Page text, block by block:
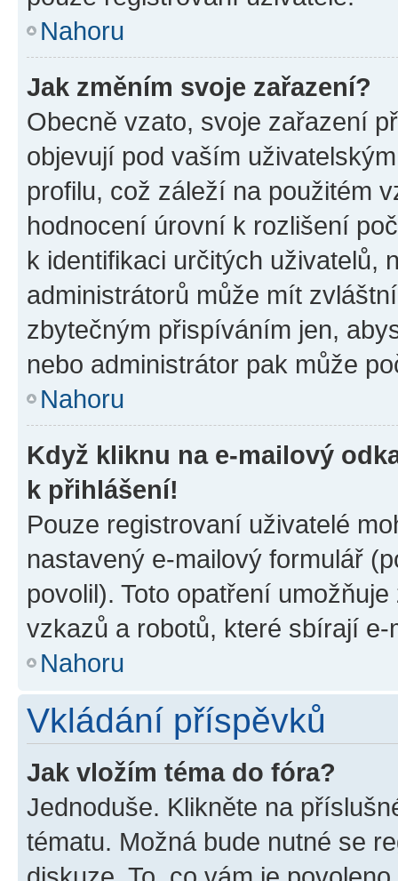
Nahoru
Jak změním svoje zařazení?
Obecně vzato, svoje zařazení
objevují pod vaším
profilu, což záleží na použitém
hodnocení úrovní k rozlišení
k identifikaci určitých uživatelů,
administrátorů může mít
zbytečným přispíváním jen,
nebo administrátor pak může
Nahoru
Když kliknu na e-mailový
k přihlášení!
Pouze registrovaní uživatelé
nastavený e-mailový formulář
povolil). Toto opatření
vzkazů a robotů, které sbírají e-
Nahoru
Vkládání příspěvků
Jak vložím téma do fóra?
Jednoduše. Klikněte na
tématu. Možná bude nutné se